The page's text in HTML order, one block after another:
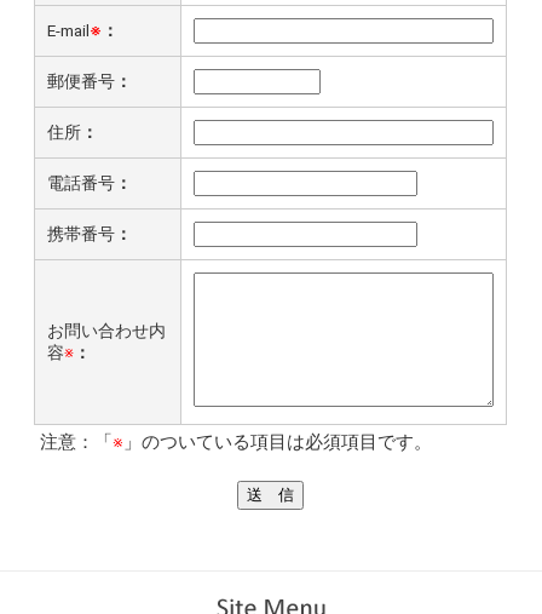
E-mail※ ：
郵便番号 ：
住所 ：
電話番号 ：
携帯番号 ：
お問い合わせ内
容※ ：
注意：「※ 」のついている項目は必須項目です。